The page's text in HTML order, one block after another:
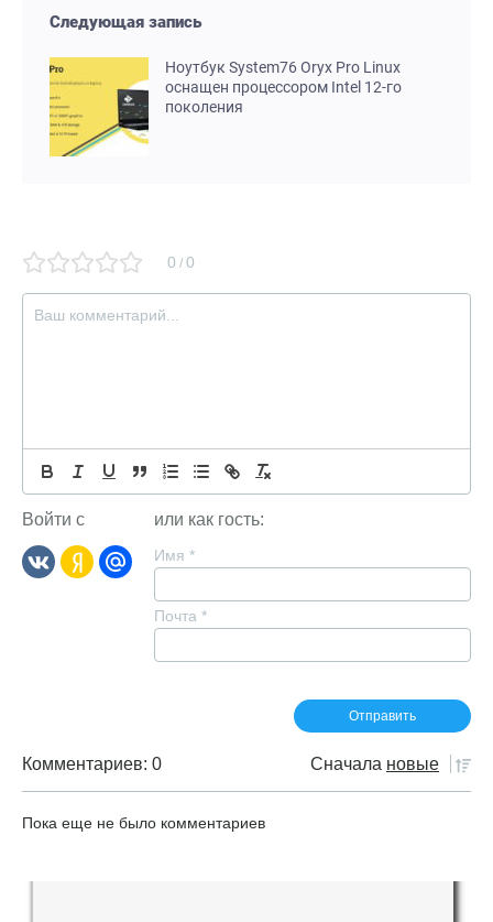
Следующая запись
Ноутбук System76 Oryx Pro Linux
оснащен процессором Intel 12-го
поколения
0 / 0
Войти с или как гость:
Имя *
Почта *
Комментариев: 0 Сначала новые
Пока еще не было комментариев